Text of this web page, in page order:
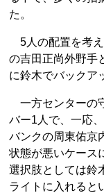
た。
5人の配置を考え
の吉田正尚外野手
に鈴木でバックア
一方センターの
バー1人で、一応
バンクの周東佑京
状態が悪いケース
選択肢としては鈴
ライトに入れると